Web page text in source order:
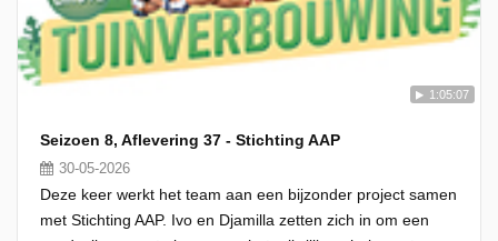
1:05:07
Seizoen 8, Aflevering 37 - Stichting AAP
30-05-2026
Deze keer werkt het team aan een bijzonder project samen
met Stichting AAP. Ivo en Djamilla zetten zich in om een